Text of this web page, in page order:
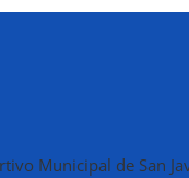
Municipal de San